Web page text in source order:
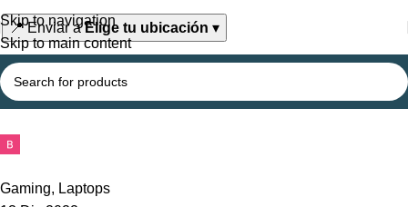
Skip to navigation
Skip to main content
📍 Enviar a Elige tu ubicación ▾
Gaming, Laptops